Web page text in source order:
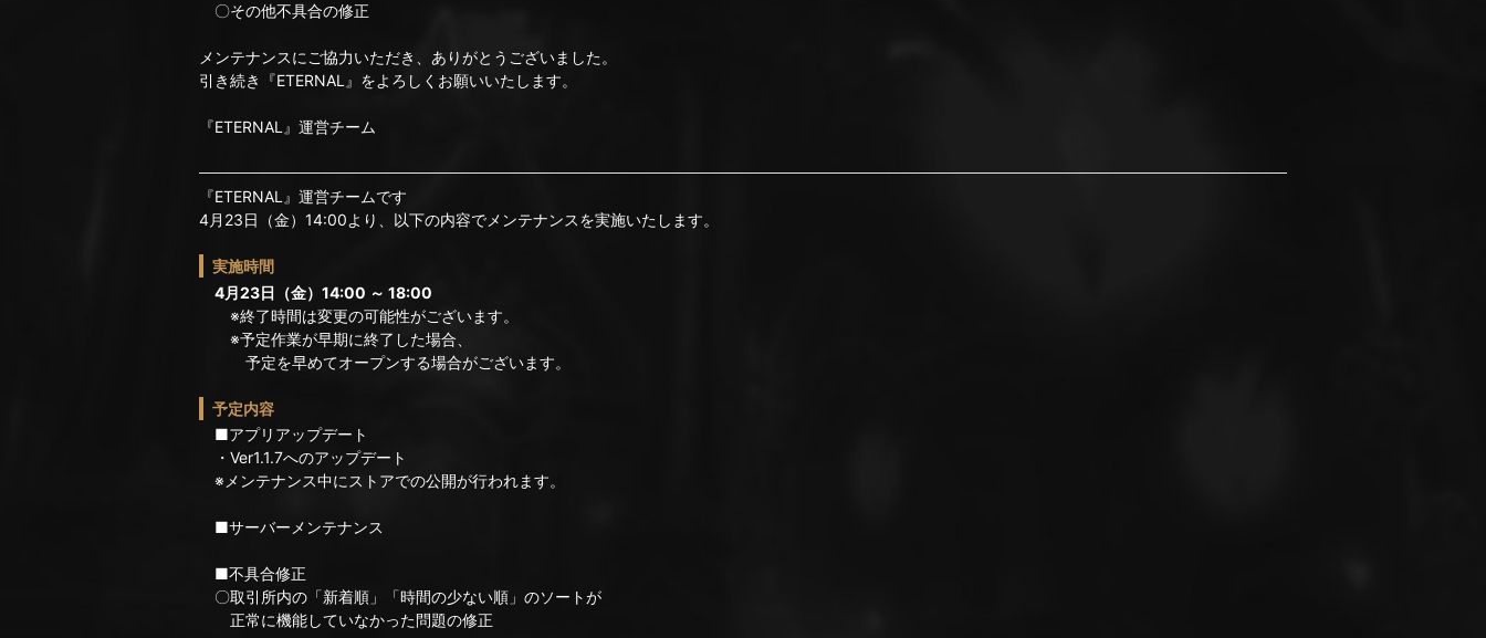
〇その他不具合の修正
メンテナンスにご協力いただき、ありがとうございました。
引き続き『ETERNAL』をよろしくお願いいたします。
『ETERNAL』運営チーム
『ETERNAL』運営チームです
4月23日（金）14:00より、以下の内容でメンテナンスを実施いたします。
実施時間
4月23日（金）14:00 ～ 18:00
※終了時間は変更の可能性がございます。
※予定作業が早期に終了した場合、
予定を早めてオープンする場合がございます。
予定内容
■アプリアップデート
・Ver1.1.7へのアップデート
※メンテナンス中にストアでの公開が行われます。
■サーバーメンテナンス
■不具合修正
〇取引所内の「新着順」「時間の少ない順」のソートが
正常に機能していなかった問題の修正